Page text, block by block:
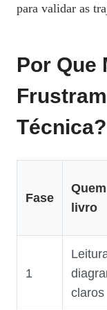
para validar as
Por Que
Técnica?
Fase
livro
1
claros